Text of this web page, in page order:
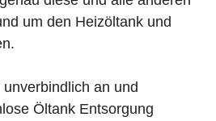
um den Heizöltank und
an und
Öltank Entsorgung